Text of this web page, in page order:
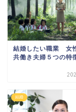
結婚したい職業 女
共働き夫婦５つの特
結婚